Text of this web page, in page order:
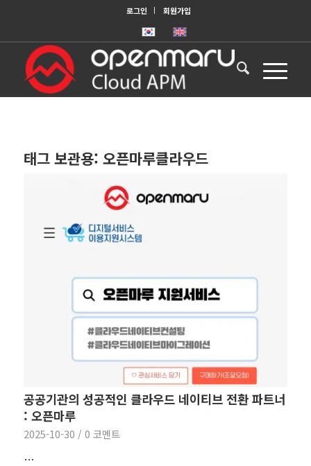
로그인 회원가입
태그 보관용: 오픈마루클라우드
공공기관의 성공적인 클라우드 네이티브 전환 파트너
: 오픈마루
2025-10-30 / 0 코멘트
…